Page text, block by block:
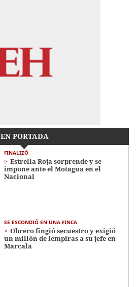
EN PORTADA
FINALIZÓ
Estrella Roja sorprende y se
impone ante el Motagua en el
Nacional
SE ESCONDIÓ EN UNA FINCA
Obrero fingió secuestro y exigió
un millón de lempiras a su jefe en
Marcala